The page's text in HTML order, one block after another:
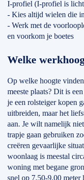
I-profiel (I-profiel is
- Kies altijd wielen die
- Werk met de
en voorkom je boetes
Welke
Op welke hoogte
meeste plaats? Dit is
je een rolsteiger kopen
uitbreiden, maar het
aan. Je wilt namelijk
trapje gaan gebruiken
creëren gevaarlijke
woonlaag is meestal
woning met begane
snel op 7.50-9.00